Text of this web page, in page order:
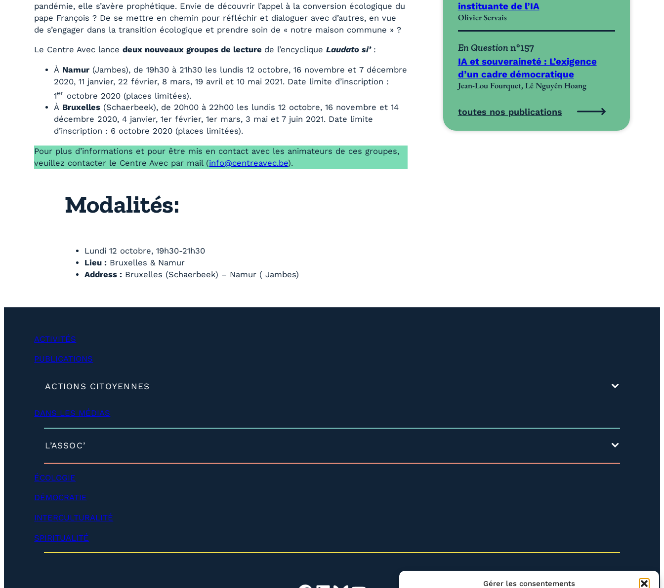
Gérer les consentements
pandémie, elle s’avère prophétique. Envie de découvrir l’appel à la conversion écologique du
pape François ? De se mettre en chemin pour réfléchir et dialoguer avec d’autres, en vue
de s’engager dans la transition écologique et prendre soin de « notre maison commune » ?
Le Centre Avec lancedeux nouveaux groupes de lecture de l’encycliqueLaudato si’ :
À Namur (Jambes), de 19h30 à 21h30 les lundis 12 octobre, 16 novembre et 7 décembre
2020, 11 janvier, 22 février, 8 mars, 19 avril et 10 mai 2021. Date limite d’inscription :
1er octobre 2020 (places limitées).
À Bruxelles (Schaerbeek), de 20h00 à 22h00 les lundis 12 octobre, 16 novembre et 14
décembre 2020, 4 janvier, 1er février, 1er mars, 3 mai et 7 juin ​2021. Date limite
d’inscription : 6 octobre 2020 (places limitées).
Pour plus d’informations et pour être mis en contact avec les animateurs de ces groupes,
veuillez contacter le Centre Avec par mail (info@centreavec.be).
Modalités:
Lundi 12 octobre, 19h30-21h30
Lieu :Bruxelles & Namur
Address :Bruxelles (Schaerbeek) – Namur ( Jambes)
instituante de l’IA
Olivier Servais
IA et souveraineté : L’exigence
d’un cadre démocratique
En Question n°157
Jean-Lou Fourquet, Lê Nguyên Hoang
toutes nos publications
ACTIVITÉS
PUBLICATIONS
ACTIONS CITOYENNES
e
p
DANS LES MÉDIAS
L’ASSOC’
é
l
o
p
p
e
r
)
ÉCOLOGIE
DÉMOCRATIE
INTERCULTURALITÉ
SPIRITUALITÉ